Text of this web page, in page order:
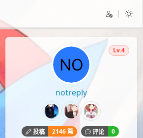
notreply
Lv.4
投稿 2146 篇 评论
0